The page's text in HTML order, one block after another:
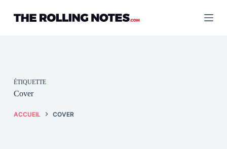
contenu
ÉTIQUETTE
Cover
ACCUEIL COVER